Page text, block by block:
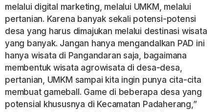
melalui digital marketing, melalui UMKM, melalui
pertanian. Karena banyak sekali potensi-potensi
desa yang harus dimajukan melalui destinasi wisata
yang banyak. Jangan hanya mengandalkan PAD ini
hanya wisata di Pangandaran saja, bagaimana
membentuk wisata agrowisata di desa-desa,
pertanian, UMKM sampai kita ingin punya cita-cita
membuat gameball. Game di beberapa desa yang
potensial khususnya di Kecamatan Padaherang,”